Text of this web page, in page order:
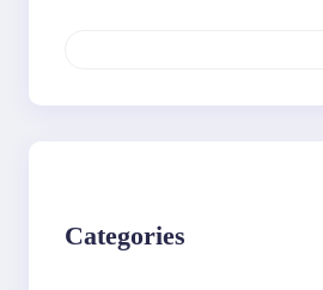
r
Categories